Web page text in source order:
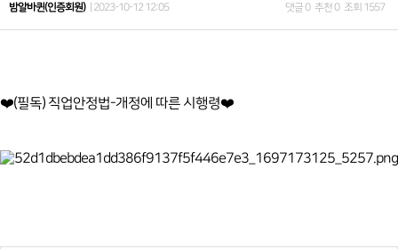
밤알바퀸(인증회원) | 2023-10-12 12:05 댓글 0 추천 0 조회 1557
❤️(필독) 직업안정법-개정에 따른 시행령❤️